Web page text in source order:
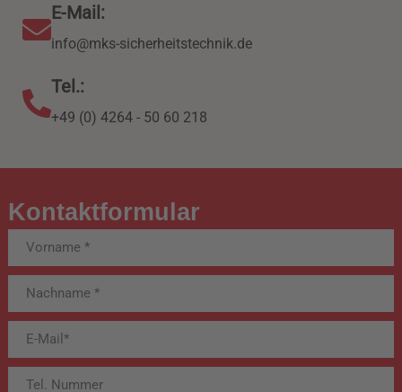
E-Mail:
info@mks-sicherheitstechnik.de
Tel.:
+49 (0) 4264 - 50 60 218
Kontaktformular